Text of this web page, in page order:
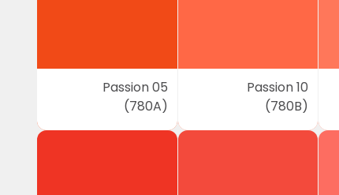
Passion 05
(780A)
Passion 10
(780B)